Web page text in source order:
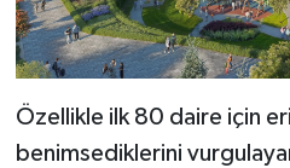
Özellikle ilk 80 daire için
benimsediklerini